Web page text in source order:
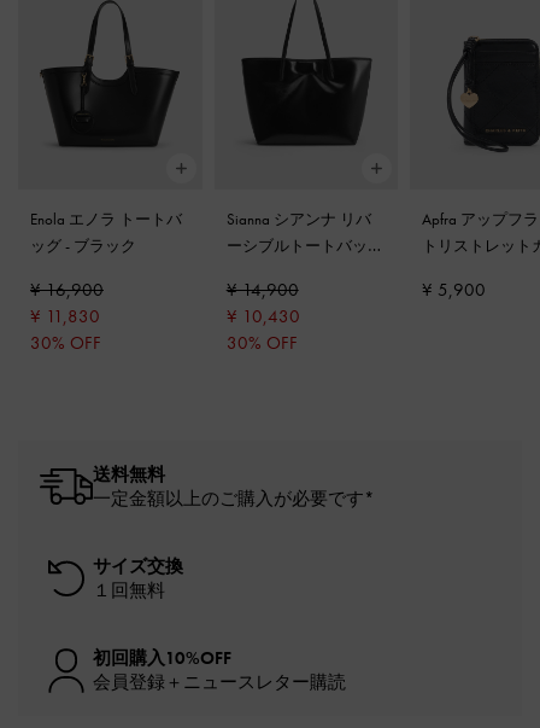
Enola エノラ トートバ
ッグ- ブラック
¥ 16,900
¥ 11,830
30% OFF
Sianna シアンナ リバ
ーシブルトートバッグ
¥ 14,900
¥ 10,430
30% OFF
Apfra アップフ
トリストレット
¥ 5,900
送料無料
一定金額以上のご購入が必要です*
サイズ交換
１回無料
初回購入10%OFF
会員登録＋ニュースレター購読